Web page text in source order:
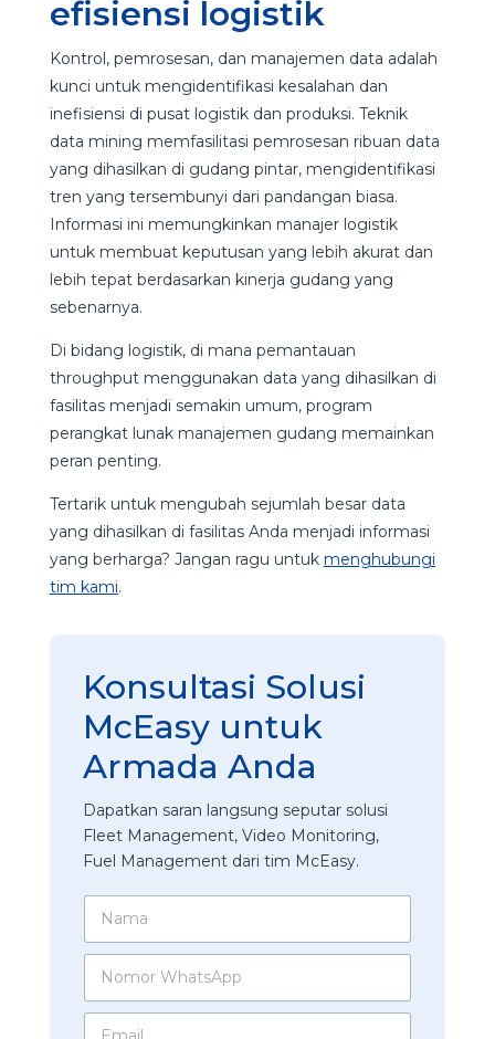
efisiensi logistik
Kontrol, pemrosesan, dan manajemen data adalah
kunci untuk mengidentifikasi kesalahan dan
inefisiensi di pusat logistik dan produksi. Teknik
data mining memfasilitasi pemrosesan ribuan data
yang dihasilkan di gudang pintar, mengidentifikasi
tren yang tersembunyi dari pandangan biasa.
Informasi ini memungkinkan manajer logistik
untuk membuat keputusan yang lebih akurat dan
lebih tepat berdasarkan kinerja gudang yang
sebenarnya.
Di bidang logistik, di mana pemantauan
throughput menggunakan data yang dihasilkan di
fasilitas menjadi semakin umum, program
perangkat lunak manajemen gudang memainkan
peran penting.
Tertarik untuk mengubah sejumlah besar data
yang dihasilkan di fasilitas Anda menjadi informasi
yang berharga? Jangan ragu untuk menghubungi
tim kami.
Konsultasi Solusi
McEasy untuk
Armada Anda
Dapatkan saran langsung seputar solusi
Fleet Management, Video Monitoring,
Fuel Management dari tim McEasy.
N
m
N
m
A
E